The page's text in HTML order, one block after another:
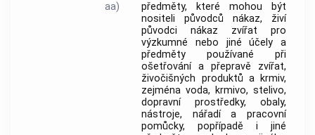
aa)
předměty, které mohou být
nositeli původců nákaz, živí
původci nákaz zvířat pro
výzkumné nebo jiné účely a
předměty používané při
ošetřování a přepravě zvířat,
živočišných produktů a krmiv,
zejména voda, krmivo, stelivo,
dopravní prostředky, obaly,
nástroje, nářadí a pracovní
pomůcky, popřípadě i jiné